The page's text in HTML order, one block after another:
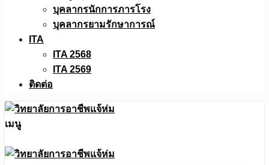
บุคลากรนักการภารโรง
บุคลากรยามรักษาการณ์
ITA
ITA 2568
ITA 2569
ติดต่อ
เมนู